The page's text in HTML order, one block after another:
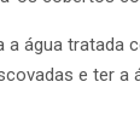
a água tratada
e ter a